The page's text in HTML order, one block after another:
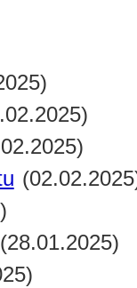
(28.01.2025)